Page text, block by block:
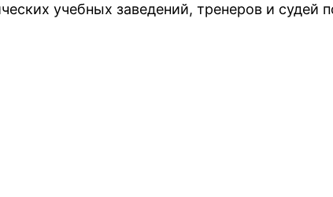
учебных заведений, тренеров и судей